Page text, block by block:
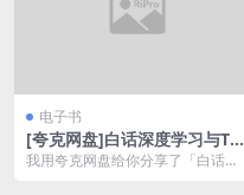
电子书
[夸克网盘]白话深度学习与Ten
sorFlow
我用夸克网盘给你分享了「白话深